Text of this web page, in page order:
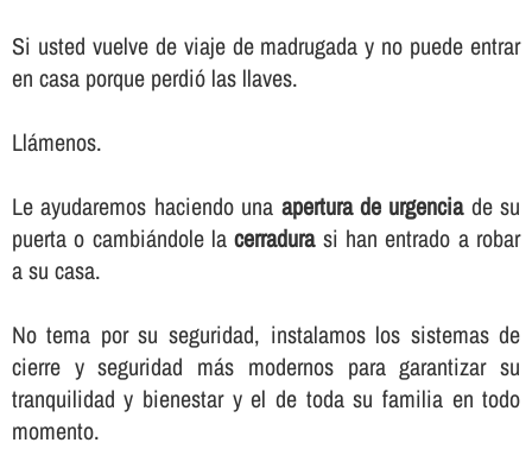
Si usted vuelve de viaje de madrugada y no puede entrar
en casa porque perdió las llaves.
Llámenos.
Le ayudaremos haciendo una apertura de urgenciade su
puerta o cambiándole lacerradurasi han entrado a robar
a su casa.
No tema por su seguridad, instalamos los sistemas de
cierre y seguridad más modernos para garantizar su
tranquilidad y bienestar y el de toda su familia en todo
momento.